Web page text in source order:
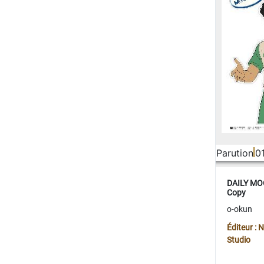
Parution
DAILY
Copy
o-okun
Éditeur :
Studio